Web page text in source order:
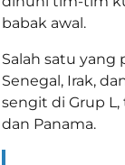
babak awal.
Salah satu yang
Senegal, Irak,
sengit di Grup
dan Panama.